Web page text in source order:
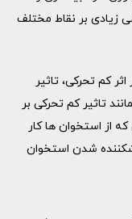
زیادی بر نقاط مختلف
کم تحرکی، تاثیر
تاثیر کم تحرکی بر
از استخوان ها کار
شدن استخوان